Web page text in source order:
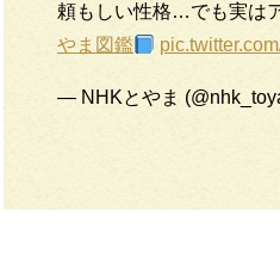
頼もしい性格…でも実は
やま図鑑
— NHKとやま